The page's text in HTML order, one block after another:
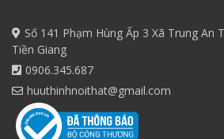
Số 141 Phạm Hùng Ấp 3 Xã Trung An
Tiền Giang
0906.345.687
huuthinhnoithat@gmail.com